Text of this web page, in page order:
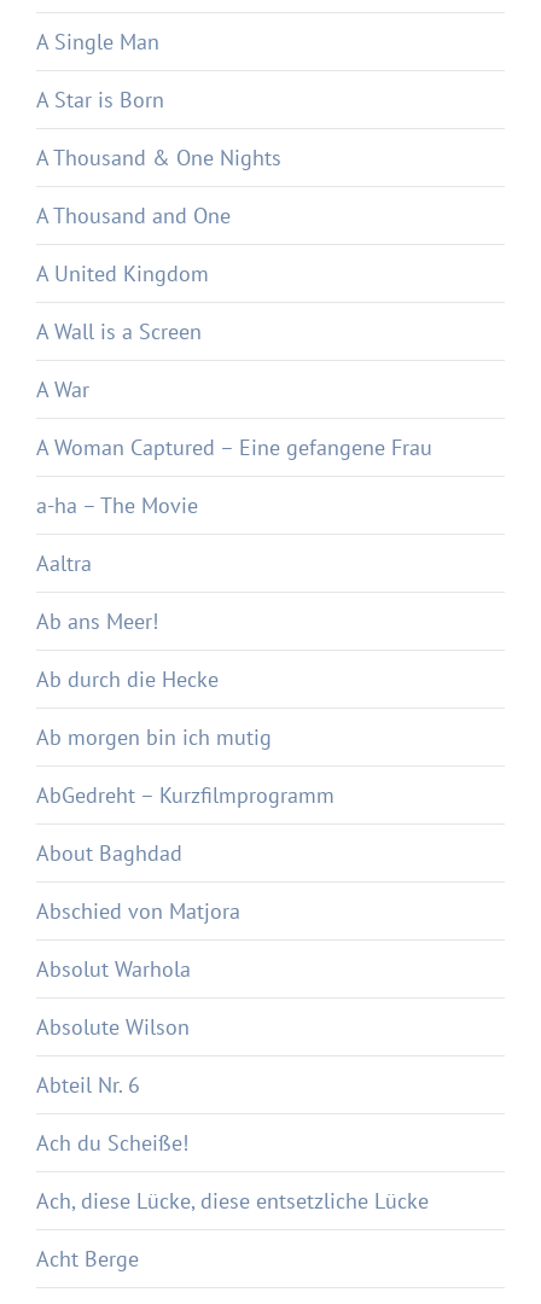
A Single Man
A Star is Born
A Thousand & One Nights
A Thousand and One
A United Kingdom
A Wall is a Screen
A War
A Woman Captured – Eine gefangene Frau
a-ha – The Movie
Aaltra
Ab ans Meer!
Ab durch die Hecke
Ab morgen bin ich mutig
AbGedreht – Kurzfilmprogramm
About Baghdad
Abschied von Matjora
Absolut Warhola
Absolute Wilson
Abteil Nr. 6
Ach du Scheiße!
Ach, diese Lücke, diese entsetzliche Lücke
Acht Berge